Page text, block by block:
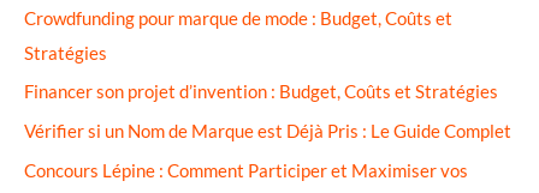
Crowdfunding pour marque de mode : Budget, Coûts et
Stratégies
Financer son projet d’invention : Budget, Coûts et Stratégies
Vérifier si un Nom de Marque est Déjà Pris : Le Guide Complet
Concours Lépine : Comment Participer et Maximiser vos